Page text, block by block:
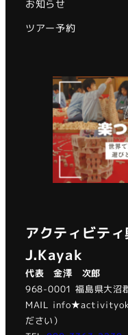
お知らせ
ツアー予約
アクティビテ
J.Kayak
代表 金澤 次郎
968-0001 福島県大沼
MAIL
ださい）